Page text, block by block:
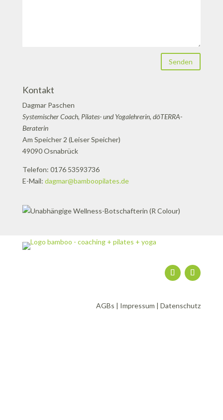
Senden
Kontakt
Dagmar Paschen
Systemischer Coach, Pilates- und Yogalehrerin, dōTERRA-
Beraterin
Am Speicher 2 (Leiser Speicher)
49090 Osnabrück
Telefon: 0176 53593736
E-Mail: dagmar@bamboopilates.de
AGBs | Impressum |Datenschutz